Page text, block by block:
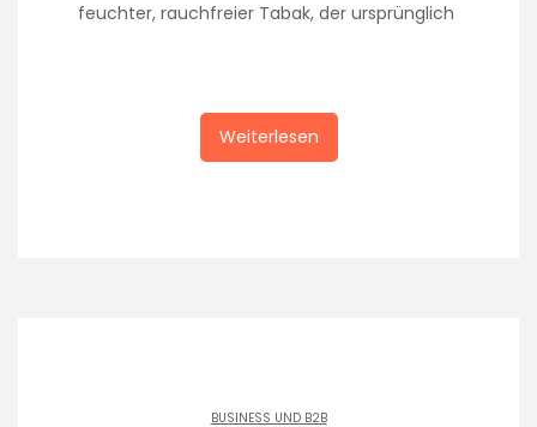
feuchter, rauchfreier Tabak, der ursprünglich
Weiterlesen
BUSINESS UND B2B